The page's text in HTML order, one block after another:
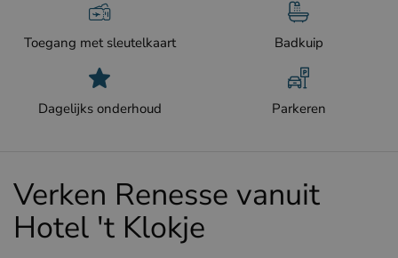
Toegang met sleutelkaart Badkuip
Dagelijks onderhoud Parkeren
Verken Renesse vanuit
Hotel 't Klokje